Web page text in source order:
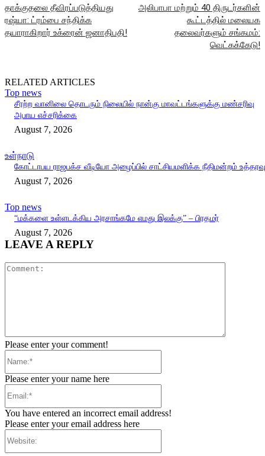
தாக்குதலை தீவிரப்படுத்தியது
ரஷ்யா: ட்ரம்பை சந்திக்க
தயாராகிறார் உக்ரைன் ஜனாதிபதி!
அலிபாபா மற்றும் 40 திருடர்களின்
கூட்டத்தில் மலையக
தலைவர்களும் சங்கமம்:
வெட்கக்கேடு!
RELATED ARTICLES
Top news
சீரற்ற வானிலை தொடரும் நிலையில் நான்கு மாவட்டங்களுக்கு மண்சரிவு
அபாய எச்சரிக்கை
August 7, 2026
உள்நாடு
கோட்டாபய ராஜபக்ச வீடியோ அழைப்பில் சாட்சியமளிக்க நீதிமன்றம் உத்தரவு
August 7, 2026
Top news
“மக்களை உள்ளடக்கிய அரசாங்கமே எமது இலக்கு” – பிரதமர்
August 7, 2026
LEAVE A REPLY
Please enter your comment!
Please enter your name here
You have entered an incorrect email address!
Please enter your email address here